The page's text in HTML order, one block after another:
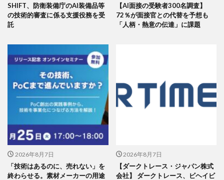
SHIFT、防衛装備庁のAI装備品等
の技術的審査に係る支援役務を受
託
【AI面接の受験者300名調査】
72％が面接官との代替を予想も
「人柄・熱意の伝達」に課題
2026年8月7日
「技術はあるのに、売れない」を
終わらせる。素材メーカーの用途
2026年8月7日
【ダークトレース・ジャパン株式
会社】 ダークトレース、ビヘイビ